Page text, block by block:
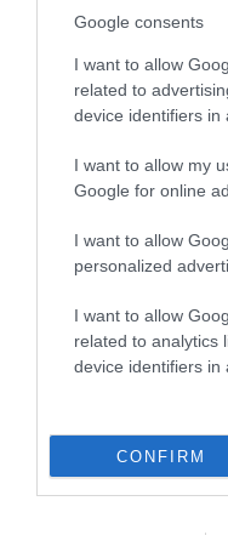
Google consents
I want to allow
related to
device identifiers in
I want to allow my
Google for online
I want to allow
personalized
I want to allow
related to analytics
device identifiers in
CONFIRM